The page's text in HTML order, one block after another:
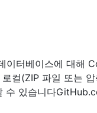
이터베이스에 대해
컬(ZIP 파일 또는
수 있습니다